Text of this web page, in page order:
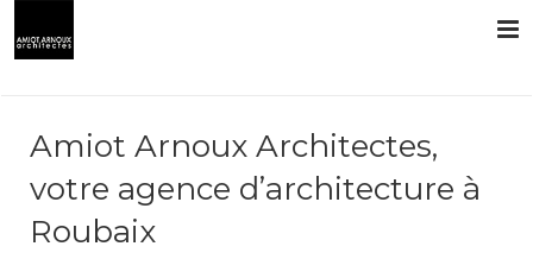
PRESTATIONS
RÉALISATIONS
Amiot Arnoux Architectes,
votre agence d’architecture à
Roubaix